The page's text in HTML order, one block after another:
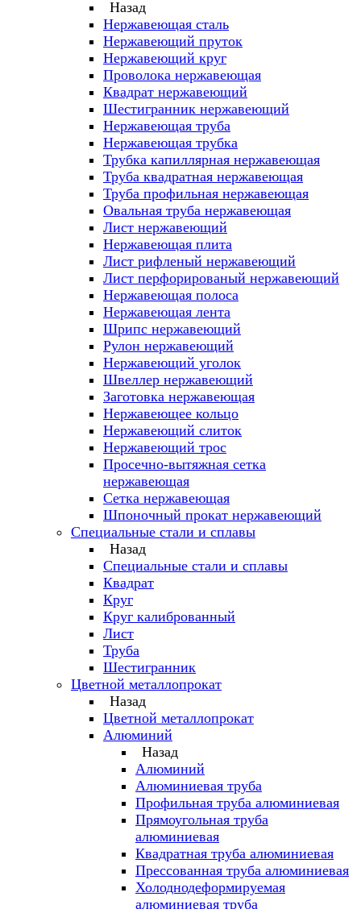
Назад
Нержавеющая сталь
Нержавеющий пруток
Нержавеющий круг
Проволока нержавеющая
Квадрат нержавеющий
Шестигранник нержавеющий
Нержавеющая труба
Нержавеющая трубка
Трубка капиллярная нержавеющая
Труба квадратная нержавеющая
Труба профильная нержавеющая
Овальная труба нержавеющая
Лист нержавеющий
Нержавеющая плита
Лист рифленый нержавеющий
Лист перфорированый нержавеющий
Нержавеющая полоса
Нержавеющая лента
Шрипс нержавеющий
Рулон нержавеющий
Нержавеющий уголок
Швеллер нержавеющий
Заготовка нержавеющая
Нержавеющее кольцо
Нержавеющий слиток
Нержавеющий трос
Просечно-вытяжная сетка
нержавеющая
Сетка нержавеющая
Шпоночный прокат нержавеющий
Специальные стали и сплавы
Назад
Специальные стали и сплавы
Квадрат
Круг
Круг калиброванный
Лист
Труба
Шестигранник
Цветной металлопрокат
Назад
Цветной металлопрокат
Алюминий
Назад
Алюминий
Алюминиевая труба
Профильная труба алюминиевая
Прямоугольная труба
алюминиевая
Квадратная труба алюминиевая
Прессованная труба алюминиевая
Холоднодеформируемая
алюминиевая труба